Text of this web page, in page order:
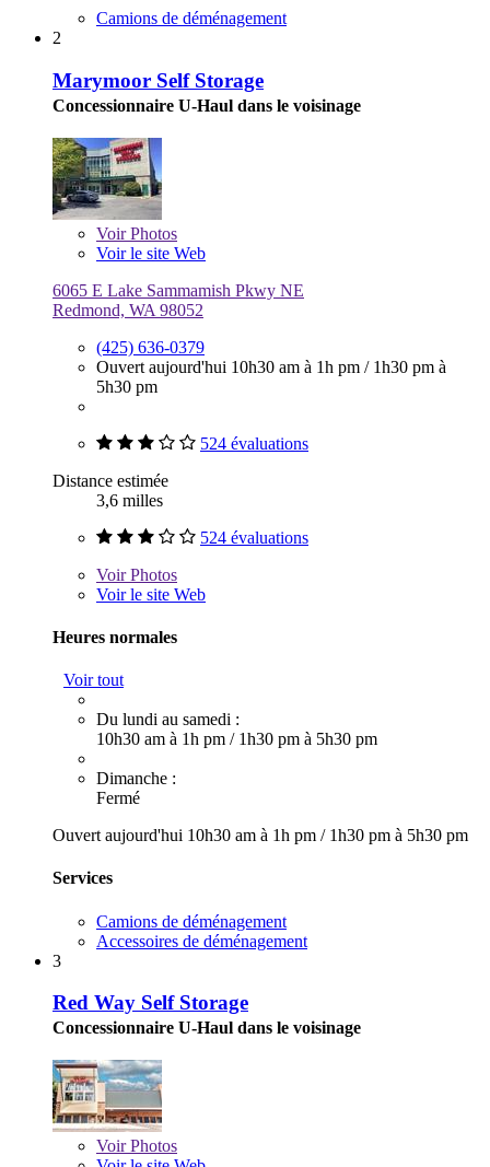
Camions de déménagement
2
Marymoor Self Storage
Concessionnaire U-Haul dans le voisinage
VoirPhotos
Voir le site Web
6065 E Lake Sammamish Pkwy NE
Redmond, WA 98052
(425) 636-0379
Ouvert aujourd'hui 10h30 am à 1h pm / 1h30 pm à
5h30 pm
524 évaluations
Distance estimée
3,6 milles
524 évaluations
VoirPhotos
Voir le site Web
Heures normales
Voir tout
Du lundi au samedi :
10h30 am à 1h pm / 1h30 pm à 5h30 pm
Dimanche :
Fermé
Ouvert aujourd'hui 10h30 am à 1h pm / 1h30 pm à 5h30 pm
Services
Camions de déménagement
Accessoires de déménagement
3
Red Way Self Storage
Concessionnaire U-Haul dans le voisinage
VoirPhotos